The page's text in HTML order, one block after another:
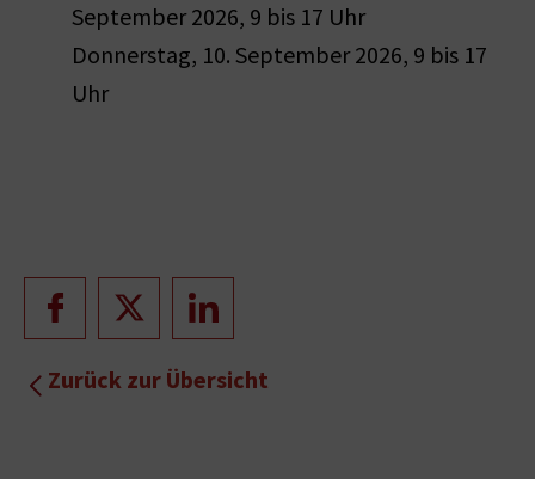
September 2026, 9 bis 17 Uhr
Donnerstag, 10. September 2026, 9 bis 17
Uhr
Zurück zur Übersicht